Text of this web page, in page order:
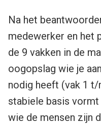
Na het
medewerker en het
de 9 vakken in de
oogopslag wie je
nodig heeft (vak 1
stabiele basis
wie de mensen zijn